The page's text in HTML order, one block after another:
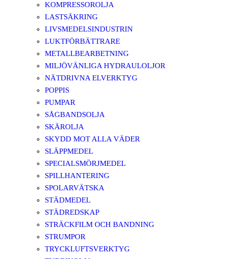
KOMPRESSOROLJA
LASTSÄKRING
LIVSMEDELSINDUSTRIN
LUKTFÖRBÄTTRARE
METALLBEARBETNING
MILJÖVÄNLIGA HYDRAULOLJOR
NÄTDRIVNA ELVERKTYG
POPPIS
PUMPAR
SÅGBANDSOLJA
SKÄROLJA
SKYDD MOT ALLA VÄDER
SLÄPPMEDEL
SPECIALSMÖRJMEDEL
SPILLHANTERING
SPOLARVÄTSKA
STÄDMEDEL
STÄDREDSKAP
STRÄCKFILM OCH BANDNING
STRUMPOR
TRYCKLUFTSVERKTYG